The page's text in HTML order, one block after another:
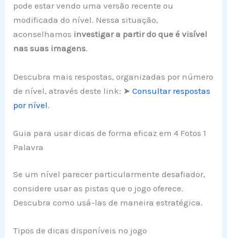
pode estar vendo uma versão recente ou
modificada do nível. Nessa situação,
aconselhamos investigar a partir do que é visível
nas suas imagens.
Descubra mais respostas, organizadas por número
de nível, através deste link: ➤Consultar respostas
por nível.
Guia para usar dicas de forma eficaz em 4 Fotos 1
Palavra
Se um nível parecer particularmente desafiador,
considere usar as pistas que o jogo oferece.
Descubra como usá-las de maneira estratégica.
Tipos de dicas disponíveis no jogo